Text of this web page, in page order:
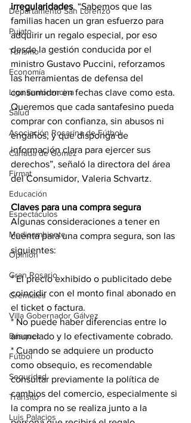
Departamento San Lorenzo
Pujato
Turismo
Economía
Liga Sanlorencina
Salud
Asociación Rosarina de Fútbol
Cañada de Gómez
Firmat
Educación
Espectáculos
Medioambiente
Opinión
Gran Rosario
Gremiales
Villa Gobernador Gálvez
Básquet
Fútbol
Seguridad
Tránsito
Luis Palacios
irregularidades. “Sabemos que las
familias hacen un gran esfuerzo para
adquirir un regalo especial, por eso
desde la gestión conducida por el
ministro Gustavo Puccini, reforzamos
las herramientas de defensa del
consumidor en fechas clave como esta.
Queremos que cada santafesino pueda
comprar con confianza, sin abusos ni
engaños, y que disponga de
información clara para ejercer sus
derechos”, señaló la directora del área
del Consumidor, Valeria Schvartz.
Claves para una compra segura
Algunas consideraciones a tener en
cuenta para una compra segura, son las
siguientes:
* El precio exhibido o publicitado debe
coincidir con el monto final abonado en
el ticket o factura.
* No puede haber diferencias entre lo
anunciado y lo efectivamente cobrado.
* Cuando se adquiere un producto
como obsequio, es recomendable
consultar previamente la política de
cambios del comercio, especialmente si
la compra no se realiza junto a la